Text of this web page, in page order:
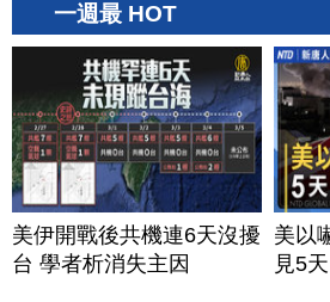
一週最 HOT
美伊開戰後共機連6天沒擾
台 學者析消失主因
美以
見5